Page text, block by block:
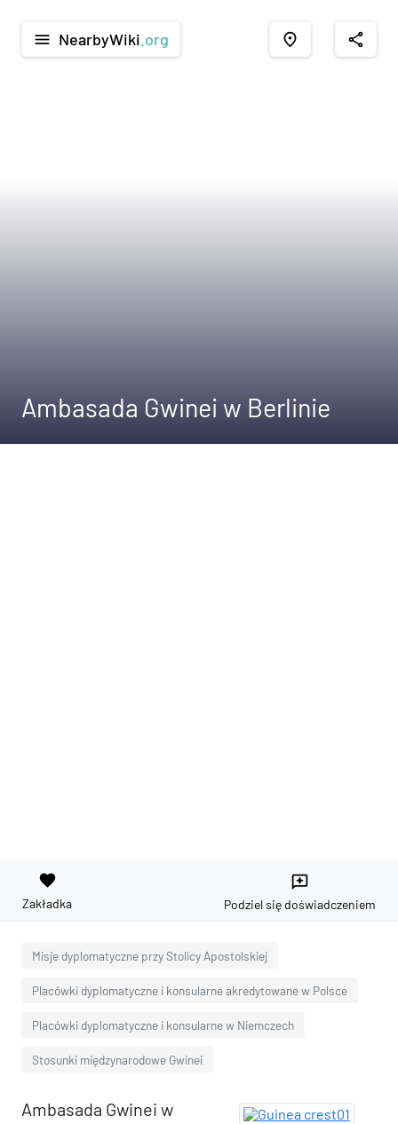
menu NearbyWiki .org place share
Ambasada Gwinei w Berlinie
favorite
Zakładka
reviews
Podziel się doświadczeniem
Misje dyplomatyczne przy Stolicy Apostolskiej
Placówki dyplomatyczne i konsularne akredytowane w Polsce
Placówki dyplomatyczne i konsularne w Niemczech
Stosunki międzynarodowe Gwinei
Ambasada Gwinei w